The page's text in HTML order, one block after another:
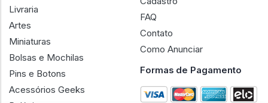
Livraria
Artes
Miniaturas
Bolsas e Mochilas
Pins e Botons
Acessórios Geeks
FAQ
Contato
Como Anunciar
Formas de Pagamento